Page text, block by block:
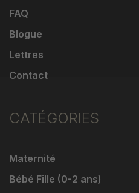
FAQ
Blogue
Lettres
Contact
CATÉGORIES
Maternité
Bébé Fille (0-2 ans)